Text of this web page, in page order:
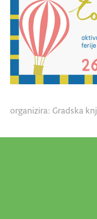
organizira: Gradska